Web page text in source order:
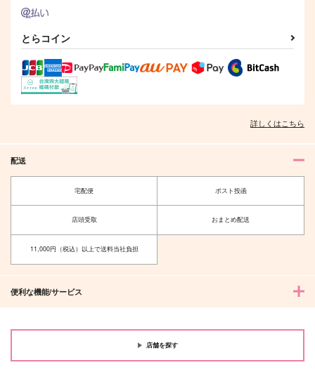
とらコイン
詳しくはこちら
配送
宅配便 ポスト投函
店頭受取 おまとめ配送
11,000円（税込）以上で送料当社負担
便利な機能/サービス
店舗を探す